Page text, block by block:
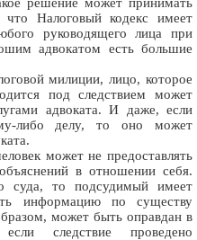
Налоговый кодекс имеет
руководящего лица при
адвокатом есть большие
милиции, лицо, которое
под следствием может
адвоката. И даже, если
либо делу, то оно может
может не предоставлять
в отношении себя.
суда, то подсудимый имеет
информацию по существу
может быть оправдан в
следствие проведено